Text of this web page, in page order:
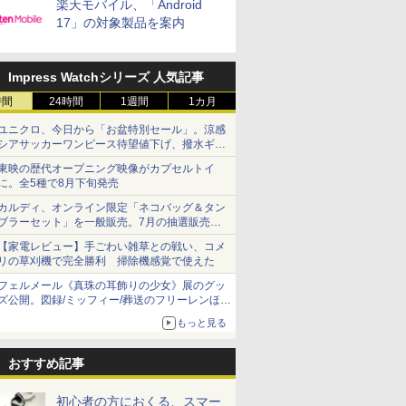
楽天モバイル、「Android
17」の対象製品を案内
Impress Watchシリーズ 人気記事
24時間 1週間 1カ月
ニクロ、今日から「お盆特別セール」。涼感
アサッカーワンピース待望値下げ、撥水ギア
ョーツは1990円に
映の歴代オープニング映像がカプセルトイ
。全5種で8月下旬発売
ルディ、オンライン限定「ネコバッグ＆タン
ラーセット」を一般販売。7月の抽選販売の
選無効分
家電レビュー】手ごわい雑草との戦い、コメ
の草刈機で完全勝利 掃除機感覚で使えた
ェルメール《真珠の耳飾りの少女》展のグッ
公開。図録/ミッフィー/葬送のフリーレンほ
もっと見る
おすすめ記事
初心者の方におくる、スマー